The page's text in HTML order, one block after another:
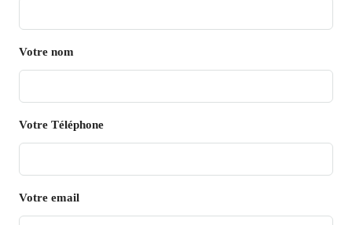
Votre nom
Votre Téléphone
Votre email